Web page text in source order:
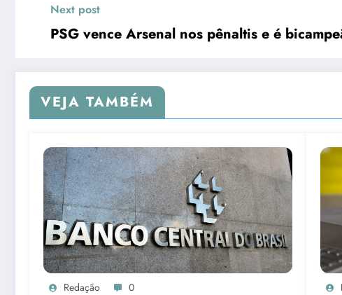
Next post
PSG vence Arsenal nos pênaltis e é
VEJA TAMBÉM
Redação 0